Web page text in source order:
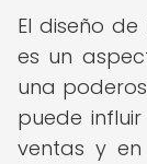
El diseño
es un
una
puede
ventas y